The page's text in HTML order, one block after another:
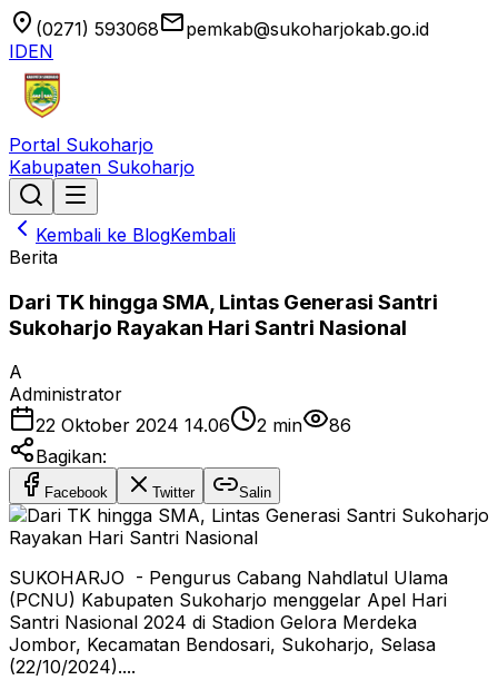
location_on (0271) 593068emailpemkab@sukoharjokab.go.id
IDEN
Portal Sukoharjo
Kabupaten Sukoharjo
Kembali ke BlogKembali
Berita
Dari TK hingga SMA, Lintas Generasi Santri
Sukoharjo Rayakan Hari Santri Nasional
A
Administrator
22 Oktober 2024 14.06
2 min
86
Bagikan:
Facebook Twitter Salin
SUKOHARJO - Pengurus Cabang Nahdlatul Ulama
(PCNU) Kabupaten Sukoharjo menggelar Apel Hari
Santri Nasional 2024 di Stadion Gelora Merdeka
Jombor, Kecamatan Bendosari, Sukoharjo, Selasa
(22/10/2024)....